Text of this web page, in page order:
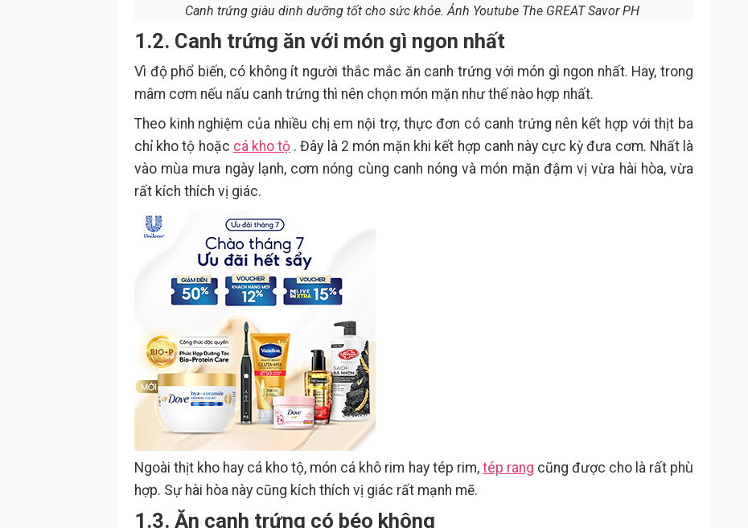
Canh trứng giàu dinh dưỡng tốt cho sức khỏe. Ảnh Youtube The GREAT Savor PH
1.2. Canh trứng ăn với món gì ngon nhất
Vì độ phổ biến, có không ít người thắc mắc ăn canh trứng với món gì ngon nhất. Hay, trong
mâm cơm nếu nấu canh trứng thì nên chọn món mặn như thế nào hợp nhất.
Theo kinh nghiệm của nhiều chị em nội trợ, thực đơn có canh trứng nên kết hợp với thịt ba
chỉ kho tộ hoặc cá kho tộ . Đây là 2 món mặn khi kết hợp canh này cực kỳ đưa cơm. Nhất là
vào mùa mưa ngày lạnh, cơm nóng cùng canh nóng và món mặn đậm vị vừa hài hòa, vừa
rất kích thích vị giác.
Ngoài thịt kho hay cá kho tộ, món cá khô rim hay tép rim, tép rang cũng được cho là rất phù
hợp. Sự hài hòa này cũng kích thích vị giác rất mạnh mẽ.
1.3. Ăn canh trứng có béo không